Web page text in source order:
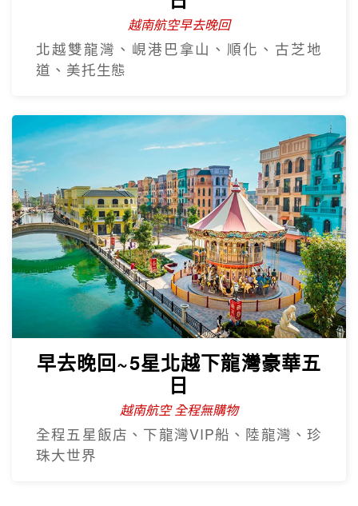
越南航空早去晚回
北越雙龍灣、峴港巴拿山、順化、古芝地
道、美托生態
早去晚回~5星北越下龍灣豪華五
日
越南航空 全程無購物
全程五星飯店、下龍灣VIP船、陸龍灣、珍
珠大世界